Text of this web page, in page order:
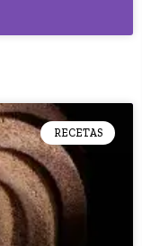
RECETAS